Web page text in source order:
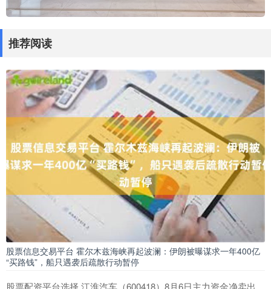
推荐阅读
股票信息交易平台 霍尔木兹海峡再起波澜：伊朗被曝谋求一年400亿
“买路钱”，船只遇袭后疏散行动暂停
股票配资平台选择 江淮汽车（600418）8月6日主力资金净卖出